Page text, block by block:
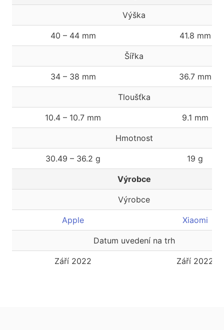
Výška
40 – 44 mm 41.8 mm
Šířka
34 – 38 mm 36.7 mm
Tloušťka
10.4 – 10.7 mm 9.1 mm
Hmotnost
30.49 – 36.2 g 19 g
Výrobce
Výrobce
Apple Xiaomi
Datum uvedení na trh
Září 2022 Září 2022